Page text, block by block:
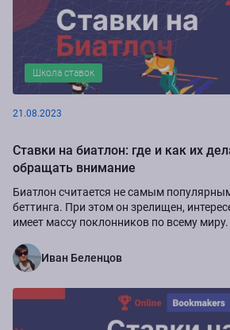
Школа ставок
21.08.2023
Ставки на биатлон: где и как их
обращать внимание
Биатлон считается не самым
беттинга. При этом он зрелищен,
имеет массу поклонников по всему
Иван Беленцов